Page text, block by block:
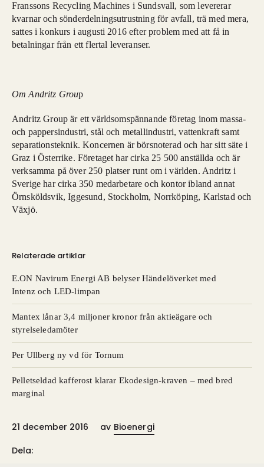
Franssons Recycling Machines i Sundsvall, som levererar
kvarnar och sönderdelningsutrustning för avfall, trä med mera,
sattes i konkurs i augusti 2016 efter problem med att få in
betalningar från ett flertal leveranser.
Om Andritz Group
Andritz Group är ett världsomspännande företag inom massa-
och pappersindustri, stål och metallindustri, vattenkraft samt
separationsteknik. Koncernen är börsnoterad och har sitt säte i
Graz i Österrike. Företaget har cirka 25 500 anställda och är
verksamma på över 250 platser runt om i världen. Andritz i
Sverige har cirka 350 medarbetare och kontor ibland annat
Örnsköldsvik, Iggesund, Stockholm, Norrköping, Karlstad och
Växjö.
Relaterade artiklar
E.ON Navirum Energi AB belyser Händelöverket med
Intenz och LED-limpan
Mantex lånar 3,4 miljoner kronor från aktieägare och
styrelseledamöter
Per Ullberg ny vd för Tornum
Pelletseldad kafferost klarar Ekodesign-kraven – med bred
marginal
21 december 2016 av Bioenergi
Dela: